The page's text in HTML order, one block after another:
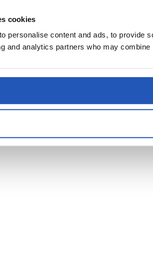
cookies
personalise content and ads, to provide
and analytics partners who may